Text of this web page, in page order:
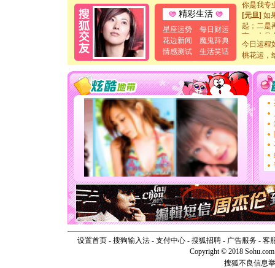
精彩生活
星座运势
每日财运
花边新闻
魔鬼辞典
情感测试
生活笑话
[元旦]如
起；二是
离。水晶
[元旦]当
泣，这痛
[春节]风
颜！冬
道一声平
[春节]
传
片叶子
送你一
[圣诞节]
你太多
要平安
[圣诞节]
能正大
天都要快
[圣诞节]
如意,快
[元旦]看
断电。爱
你是我专
[元旦] 如
起；二是
今日运程
桃花运，
设置首页- 搜狗输入法- 支付中心- 搜狐招聘- 广告服务- 客
Copyright © 2018
搜狐不良信息